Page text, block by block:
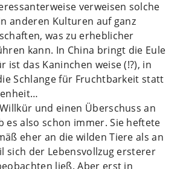
verweisen solche
anderen Kulturen auf ganz
was zu erheblicher
kann. In China bringt die Eule
ist das Kaninchen weise (!?), in
Schlange für Fruchtbarkeit statt
und einen Überschuss an
es also schon immer. Sie heftete
eher an die wilden Tiere als an
sich der Lebensvollzug ersterer
ließ. Aber erst in